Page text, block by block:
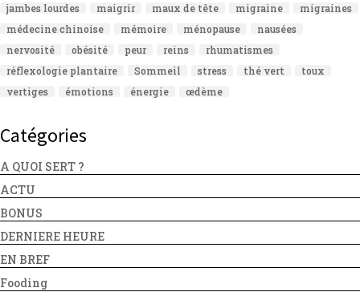
jambes lourdes
maigrir maux de tête migraine
migraines
médecine chinoise
mémoire ménopause
nausées
nervosité
obésité peur reins
rhumatismes
réflexologie plantaire
Sommeil stress thé vert
toux
vertiges
émotions énergie œdème
Catégories
A QUOI SERT ?
ACTU
BONUS
DERNIERE HEURE
EN BREF
Fooding